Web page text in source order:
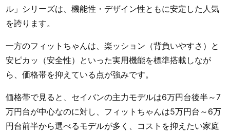
ル」シリーズは、機能性・デザイン性ともに安定した人気
を誇ります。
一方のフィットちゃんは、楽ッション（背負いやすさ）と
安ピカッ（安全性）といった実用機能を標準搭載しなが
ら、価格帯を抑えている点が強みです。
価格帯で見ると、セイバンの主力モデルは6万円台後半～7
万円台が中心なのに対し、フィットちゃんは5万円台～6万
円台前半から選べるモデルが多く、コストを抑えたい家庭